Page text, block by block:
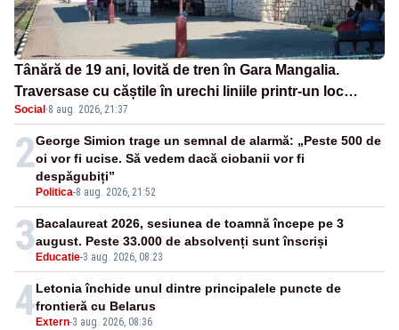
Tânără de 19 ani, lovită de tren în Gara Mangalia.
Traversase cu căștile în urechi liniile printr-un loc
nepermis
Social ·8 aug. 2026, 21:37
2
Politica-8 aug. 2026, 21:52
George Simion trage un semnal de alarmă: „Peste 500 de
oi vor fi ucise. Să vedem dacă ciobanii vor fi
despăgubiți”
3 Educatie-3 aug. 2026, 08:23
Bacalaureat 2026, sesiunea de toamnă începe pe 3
august. Peste 33.000 de absolvenți sunt înscriși
4 Extern-3 aug. 2026, 08:36
Letonia închide unul dintre principalele puncte de
frontieră cu Belarus